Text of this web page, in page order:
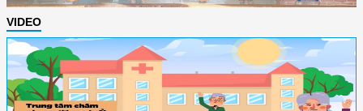
VIDEO